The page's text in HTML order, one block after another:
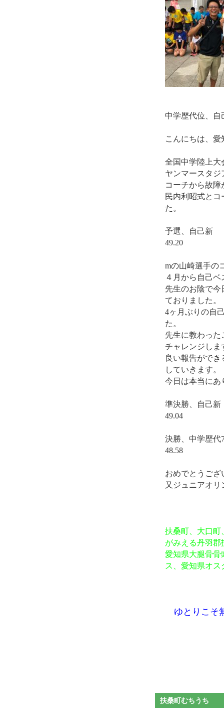
中学歴代位、自
こんにちは、
全国中学陸上大
ヤンマースタジ
コーチから故
民内利昭式と
た。
予選、自己新
49.20
mの山崎選手の
４月から自己
先生のお陰で今
ておりました。
4ヶ月ぶりの自
た。
先生に教わった
チャレンジしま
良い報告がで
していきます。
今日は本当にあ
準決勝、自己新
49.04
決勝、中学歴代
48.58
おめでとうござ
又ジュニアオ
扶桑町、大口町
がみえる丹羽郡
愛知県大腿骨骨
ス、愛知県オ
ゆとりこそ
扶桑町むちうち